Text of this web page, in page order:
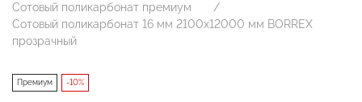
Сотовый поликарбонат премиум
Сотовый поликарбонат 16 мм 2100х12000 мм BORREX
прозрачный
Премиум -10%